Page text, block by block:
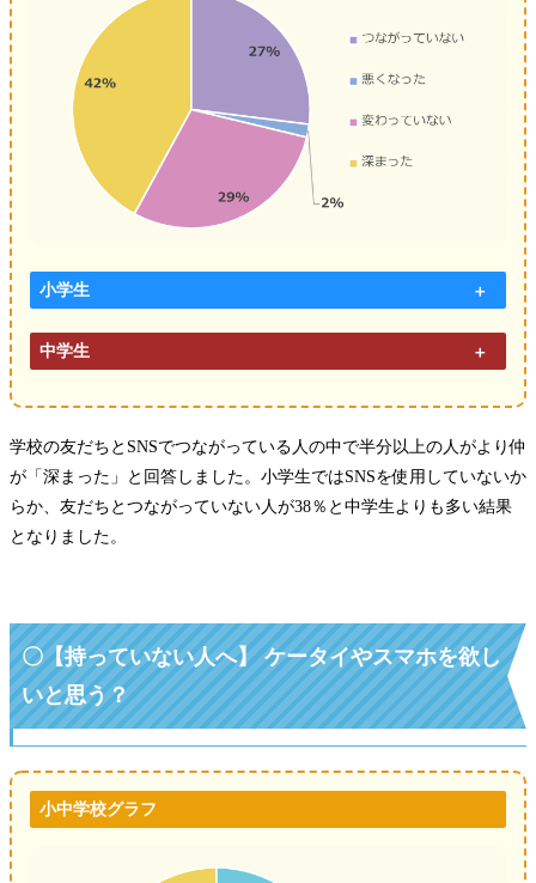
小学生
中学生
学校の友だちとSNSでつながっている人の中で半分以上の人がより仲
が「深まった」と回答しました。小学生ではSNSを使用していないか
らか、友だちとつながっていない人が38％と中学生よりも多い結果
となりました。
〇【持っていない人へ】 ケータイやスマホを欲し
いと思う？
小中学校グラフ